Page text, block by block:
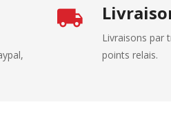
Livraisons par
points relais.